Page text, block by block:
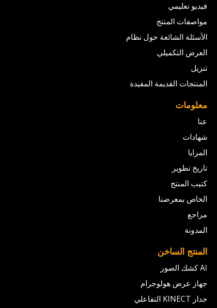
فيديو تعليمي
مواصفات المنتج
الأسئلة الشائعة حول نظام
العرض التكميلي
تنزيل
المنتجات القديمة المفيدة
معلومات
عنا
شهادات
المزايا
تاريخ تطوير
كتيب المنتج
الخاص بمعرضنا
مراجع
المدونة
المنتج الساخن
AI كشك الصور
جهاز عرض هولوجرام
جدار KINECT التفاعلي